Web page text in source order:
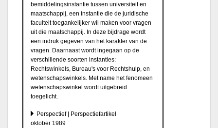
bemiddelingsinstantie tussen universiteit en
maatschappij, een instantie die de juridische
faculteit toegankelijker wil maken voor vragen
uit die maatschappij. In deze bijdrage wordt
een indruk gegeven van het karakter van de
vragen. Daarnaast wordt ingegaan op de
verschillende soorten instanties:
Rechtswinkels, Bureau's voor Rechtshulp, en
wetenschapswinkels. Met name het fenomeen
wetenschapswinkel wordt uitgebreid
toegelicht.
Perspectief | Perspectiefartikel
oktober 1989